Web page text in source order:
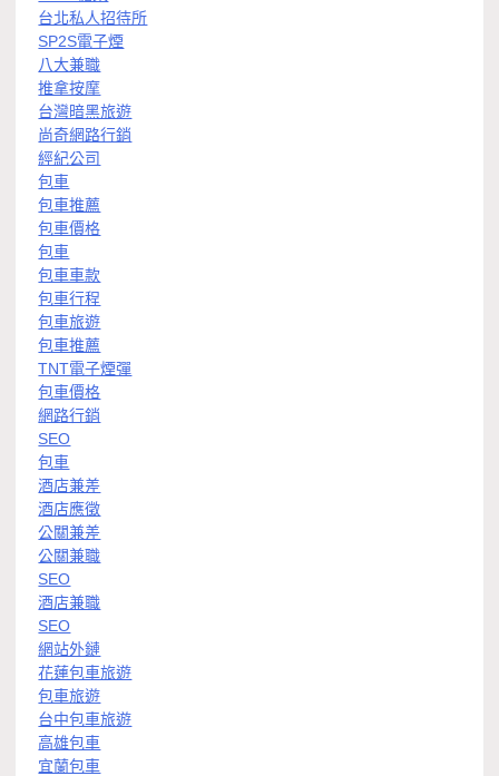
台北私人招待所
SP2S電子煙
八大兼職
推拿按摩
台灣暗黑旅遊
尚奇網路行銷
經紀公司
包車
包車推薦
包車價格
包車
包車車款
包車行程
包車旅遊
包車推薦
TNT電子煙彈
包車價格
網路行銷
SEO
包車
酒店兼差
酒店應徵
公關兼差
公關兼職
SEO
酒店兼職
SEO
網站外鏈
花蓮包車旅遊
包車旅遊
台中包車旅遊
高雄包車
宜蘭包車